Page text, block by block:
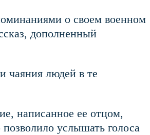
о своем военном
дополненный
чаяния людей в те
написанное ее отцом,
услышать голоса